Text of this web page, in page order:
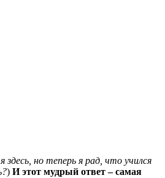
здесь, но теперь я рад, что учился
) И этот мудрый ответ – самая